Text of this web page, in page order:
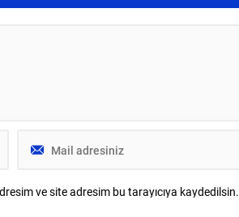
ve site adresim bu tarayıcıya kaydedilsin.